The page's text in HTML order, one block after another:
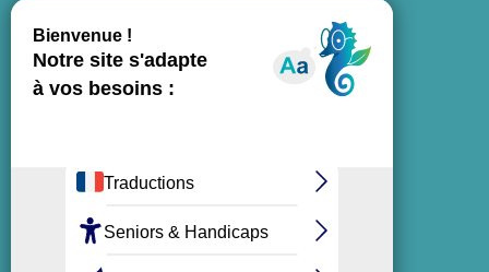
Du lundi ou vendredi de 14h à 15h
Suivez-nous :